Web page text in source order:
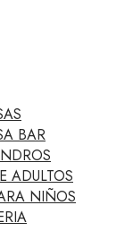
BAR
ADULTOS
NIÑOS